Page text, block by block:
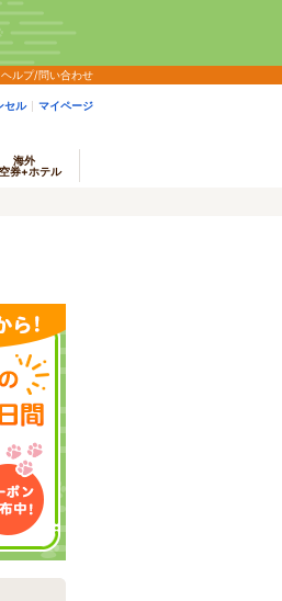
ヘルプ/問い合わせ
セル マイページ
海外
券+ホテル